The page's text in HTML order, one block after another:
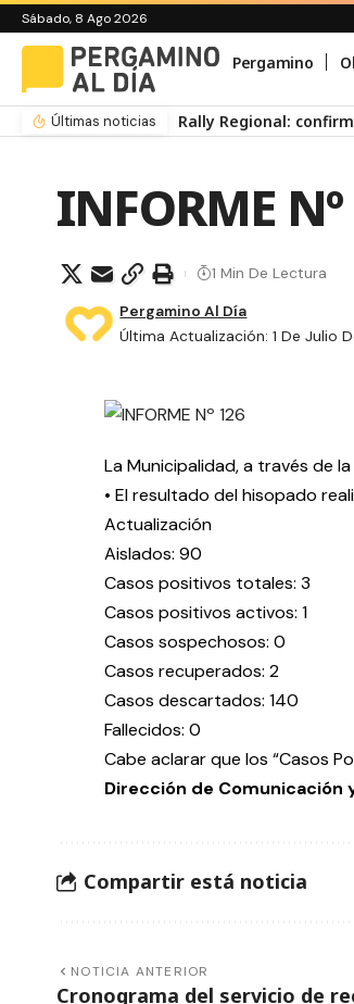
Sábado, 8 Ago 2026
Pergamino
Últimas noticias Rally Regional:
INFORME
Última Actualización: 1 De Julio
Pergamino Al Día
1 Min De Lectura
La Municipalidad, a través de
• El resultado del hisopado
Actualización
Aislados: 90
Casos positivos totales: 3
Casos positivos activos: 1
Casos sospechosos: 0
Casos recuperados: 2
Casos descartados: 140
Fallecidos: 0
Cabe aclarar que los “Casos
Dirección de Comunicación y
Compartir está noticia
NOTICIA ANTERIOR
Cronograma del servicio de